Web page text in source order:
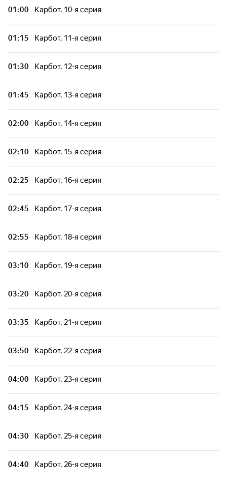
динозавров. 19-я серия
Супер Крылья. Суперкоманда и мир
динозавров. 20-я серия
Тобот. Герои Дэйдо. Сезон 2. 10-я серия
Шушумагия. 40-я серия
Команда Флоры. 15-я серия
Команда Флоры. 16-я серия
Карбот. Сезон 3. 9-я серия
Карбот. Сезон 3. 10-я серия
Команда МАТЧ. 6-я серия
Команда МАТЧ. 7-я серия
Команда МАТЧ. 8-я серия
Цветняшки. Сезон 2. 2-я серия - "Клад"
Цветняшки. Сезон 2. 3-я серия -
"Волейбол"
Цветняшки. Сезон 2. 4-я серия - "Цирк"
Пакман в мире привидений. 23-я серия -
"Большая погоня"
Пакман в мире привидений. 24-я серия -
01:00 Карбот. 10-я серия
01:15 Карбот. 11-я серия
01:30 Карбот. 12-я серия
01:45 Карбот. 13-я серия
02:00 Карбот. 14-я серия
02:10 Карбот. 15-я серия
02:25 Карбот. 16-я серия
02:45 Карбот. 17-я серия
02:55 Карбот. 18-я серия
03:10 Карбот. 19-я серия
03:20 Карбот. 20-я серия
03:35 Карбот. 21-я серия
03:50 Карбот. 22-я серия
04:00 Карбот. 23-я серия
04:15 Карбот. 24-я серия
04:30 Карбот. 25-я серия
04:40 Карбот. 26-я серия